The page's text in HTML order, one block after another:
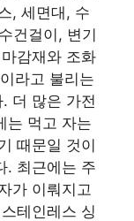
, 세면대, 수
건걸이, 변기
감재와 조화
라고 불리는
더 많은 가전
는 먹고 자는
때문일 것이
. 최근에는 주
가 이뤄지고
테인레스 싱